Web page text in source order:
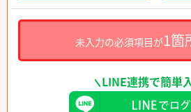
未入力の必須項目が1箇
LINE連携で簡単